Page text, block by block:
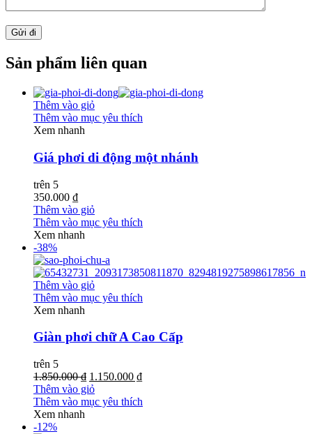
Sản phẩm liên quan
Thêm vào giỏ
Thêm vào mục yêu thích
Xem nhanh
Giá phơi di động một nhánh
trên 5
350.000 ₫
Thêm vào giỏ
Thêm vào mục yêu thích
Xem nhanh
-38%
Thêm vào giỏ
Thêm vào mục yêu thích
Xem nhanh
Giàn phơi chữ A Cao Cấp
trên 5
1.850.000 ₫ 1.150.000 ₫
Thêm vào giỏ
Thêm vào mục yêu thích
Xem nhanh
-12%